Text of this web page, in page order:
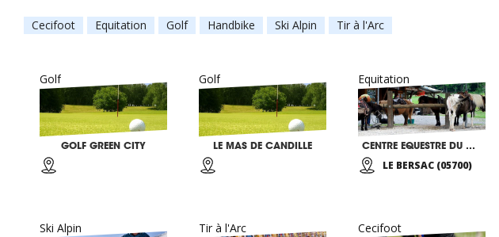
Cecifoot Equitation Golf Handbike Ski Alpin Tir à l'Arc
Golf
GOLF GREEN CITY
Golf
LE MAS DE CANDILLE
Equitation
CENTRE EQUESTRE DU MOULARET
LE BERSAC (05700)
Ski Alpin Tir à l'Arc Cecifoot